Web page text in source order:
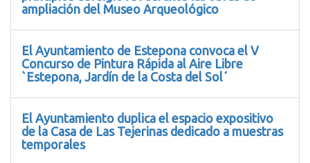
ampliación del Museo Arqueológico
El Ayuntamiento de Estepona convoca el V
Concurso de Pintura Rápida al Aire Libre
`Estepona, Jardín de la Costa del Sol´
El Ayuntamiento duplica el espacio expositivo
de la Casa de Las Tejerinas dedicado a muestras
temporales